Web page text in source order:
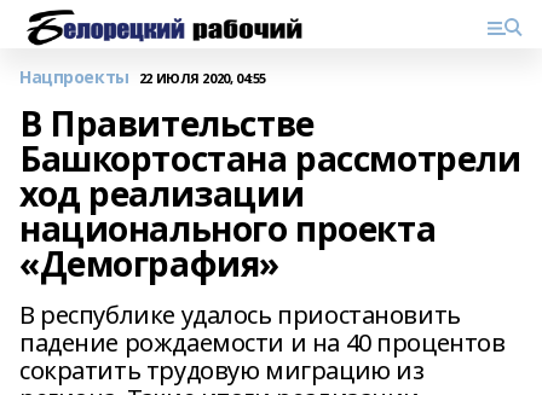
Нацпроекты 22 ИЮЛЯ 2020, 04:55
В Правительстве
Башкортостана рассмотрели
ход реализации
национального проекта
«Демография»
В республике удалось приостановить
падение рождаемости и на 40 процентов
сократить трудовую миграцию из